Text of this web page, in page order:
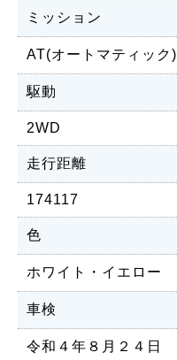
ミッション
AT(オートマティック)
駆動
2WD
走行距離
174117
色
ホワイト・イエロー
車検
令和４年８月２４日